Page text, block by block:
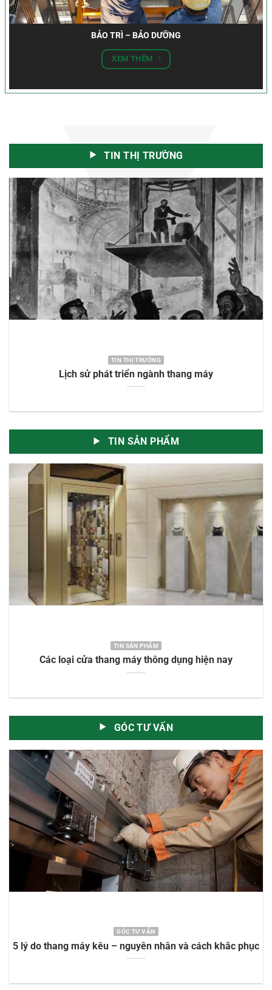
BẢO TRÌ – BẢO DƯỠNG
XEM THÊM
TIN THỊ TRƯỜNG
TIN THỊ TRƯỜNG
Lịch sử phát triển ngành thang máy
TIN SẢN PHẨM
TIN SẢN PHẨM
Các loại cửa thang máy thông dụng hiện nay
GÓC TƯ VẤN
GÓC TƯ VẤN
5 lý do thang máy kêu – nguyên nhân và cách khắc phục